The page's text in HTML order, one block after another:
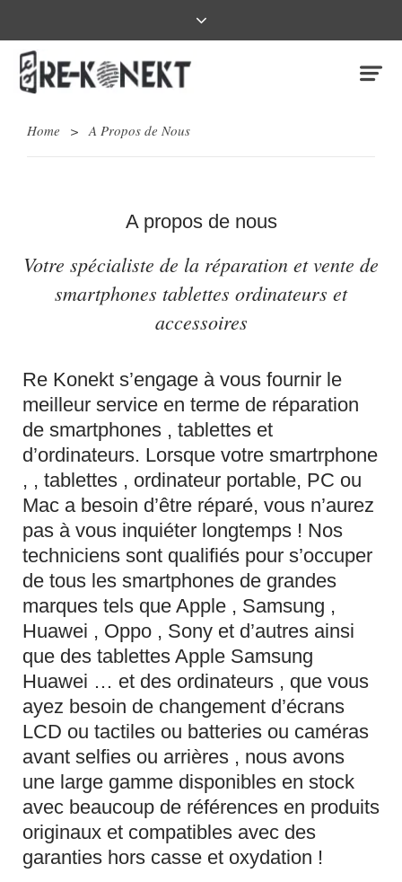
Home > A Propos de Nous
A propos de nous
Votre spécialiste de la réparation et vente de
smartphones tablettes ordinateurs et
accessoires
Re Konekt s’engage à vous fournir le
meilleur service en terme de réparation
de smartphones , tablettes et
d’ordinateurs. Lorsque votre smartrphone
, , tablettes , ordinateur portable, PC ou
Mac a besoin d’être réparé, vous n’aurez
pas à vous inquiéter longtemps ! Nos
techniciens sont qualifiés pour s’occuper
de tous les smartphones de grandes
marques tels que Apple , Samsung ,
Huawei , Oppo , Sony et d’autres ainsi
que des tablettes Apple Samsung
Huawei … et des ordinateurs , que vous
ayez besoin de changement d’écrans
LCD ou tactiles ou batteries ou caméras
avant selfies ou arrières , nous avons
une large gamme disponibles en stock
avec beaucoup de références en produits
originaux et compatibles avec des
garanties hors casse et oxydation !